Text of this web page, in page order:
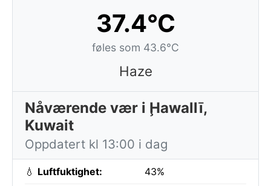
37.4°C
føles som 43.6°C
Haze
Nåværende vær i Ḩawallī,
Kuwait
Oppdatert kl 13:00 i dag
💧 Luftfuktighet: 43%